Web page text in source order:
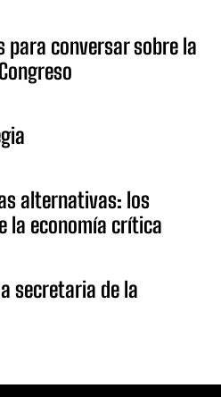
para conversar sobre la
alternativas: los
la economía crítica
secretaria de la